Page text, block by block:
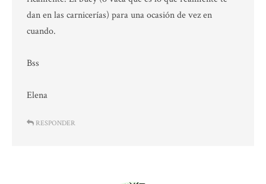
dan en las carnicerías) para una ocasión de vez en
cuando.
Bss
Elena
RESPONDER